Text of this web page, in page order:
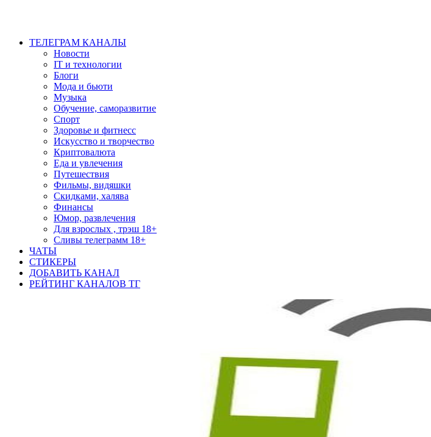
ТЕЛЕГРАМ КАНАЛЫ
Новости
IT и технологии
Блоги
Мода и бьюти
Музыка
Обучение, саморазвитие
Спорт
Здоровье и фитнесс
Искусство и творчество
Криптовалюта
Еда и увлечения
Путешествия
Фильмы, видяшки
Скидками, халява
Финансы
Юмор, развлечения
Для взрослых , трэш 18+
Сливы телеграмм 18+
ЧАТЫ
СТИКЕРЫ
ДОБАВИТЬ КАНАЛ
РЕЙТИНГ КАНАЛОВ ТГ